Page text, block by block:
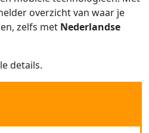
overzicht van waar je
zelfs met Nederlandse
details.